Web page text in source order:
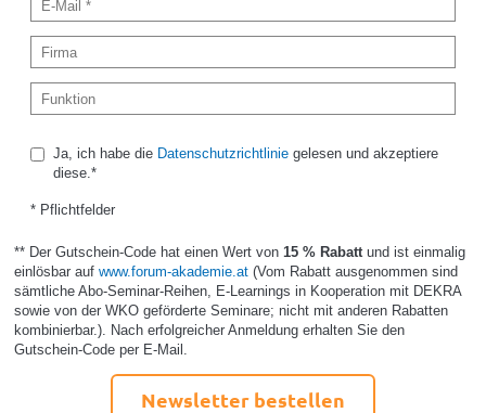
Ja, ich habe die Datenschutzrichtliniegelesen und akzeptiere
diese.*
* Pflichtfelder
** Der Gutschein-Code hat einen Wert von 15 % Rabatt und ist einmalig
einlösbar auf www.forum-akademie.at(Vom Rabatt ausgenommen sind
sämtliche Abo-Seminar-Reihen, E-Learnings in Kooperation mit DEKRA
sowie von der WKO geförderte Seminare; nicht mit anderen Rabatten
kombinierbar.). Nach erfolgreicher Anmeldung erhalten Sie den
Gutschein-Code per E-Mail.
Newsletter bestellen